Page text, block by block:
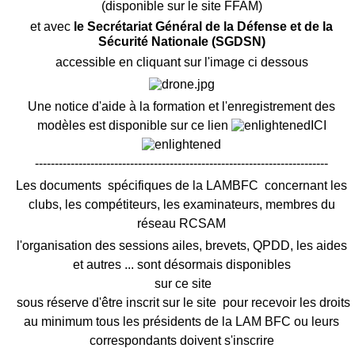
(disponible sur le site FFAM)
et avec le Secrétariat Général de la Défense et de la
Sécurité Nationale (SGDSN)
accessible en cliquant sur l'image ci dessous
Une notice d'aide à la formation et l'enregistrement des
modèles est disponible sur ce lien
ICI
--------------------------------------------------------------------------
Les documents spécifiques de la LAMBFC concernant les
clubs, les compétiteurs, les examinateurs, membres du
réseau RCSAM
l'organisation des sessions ailes, brevets, QPDD, les aides
et autres ... sont désormais disponibles
sur ce site
sous réserve d'être inscrit sur le site pour recevoir les droits
au minimum tous les présidents de la LAM BFC ou leurs
correspondants doivent s'inscrire